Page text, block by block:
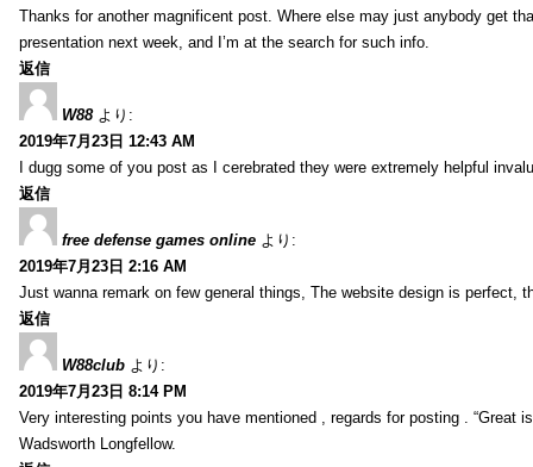
Thanks for another magnificent post. Where else may just anybody get
presentation next week, and I’m at the search for such info.
返信
W88 より:
2019年7月23日 12:43 AM
I dugg some of you post as I cerebrated they were extremely helpful
返信
free defense games online より:
2019年7月23日 2:16 AM
Just wanna remark on few general things, The website design is perfect,
返信
W88club より:
2019年7月23日 8:14 PM
Very interesting points you have mentioned , regards for posting . “Great
Wadsworth Longfellow.